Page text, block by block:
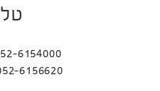
052-6154000 בני
052-6156620 יהודה